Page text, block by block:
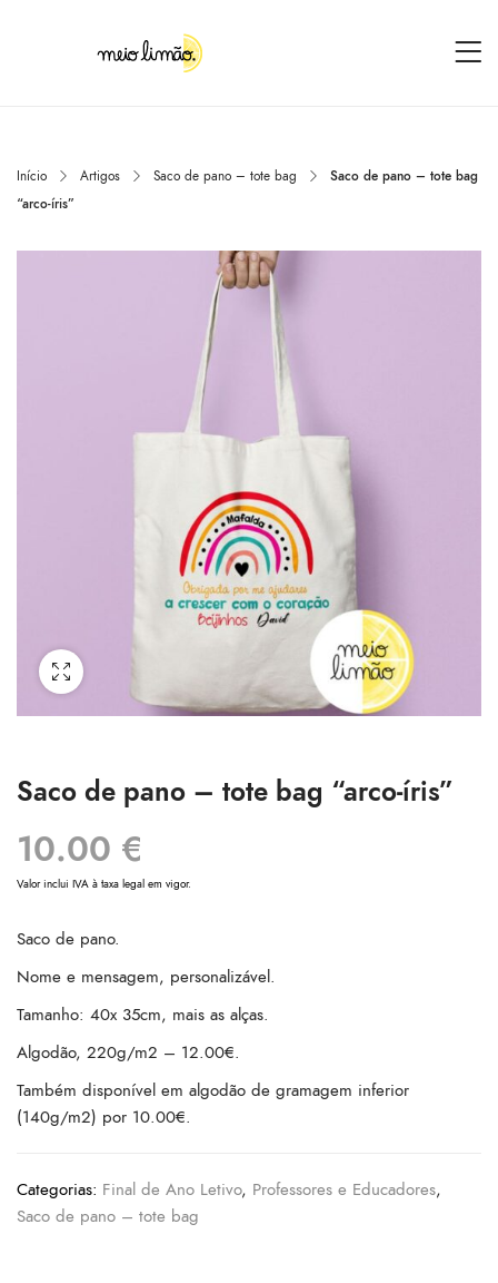
Início Artigos Saco de pano – tote bag
Saco de pano – tote bag
“arco-íris”
Saco de pano – tote bag “arco-íris”
10.00 €
Valor inclui IVA à taxa legal em vigor.
Saco de pano.
Nome e mensagem, personalizável.
Tamanho: 40x 35cm, mais as alças.
Algodão, 220g/m2 – 12.00€.
Também disponível em algodão de gramagem inferior
(140g/m2) por 10.00€.
Categorias: Final de Ano Letivo, Professores e Educadores,
Saco de pano – tote bag